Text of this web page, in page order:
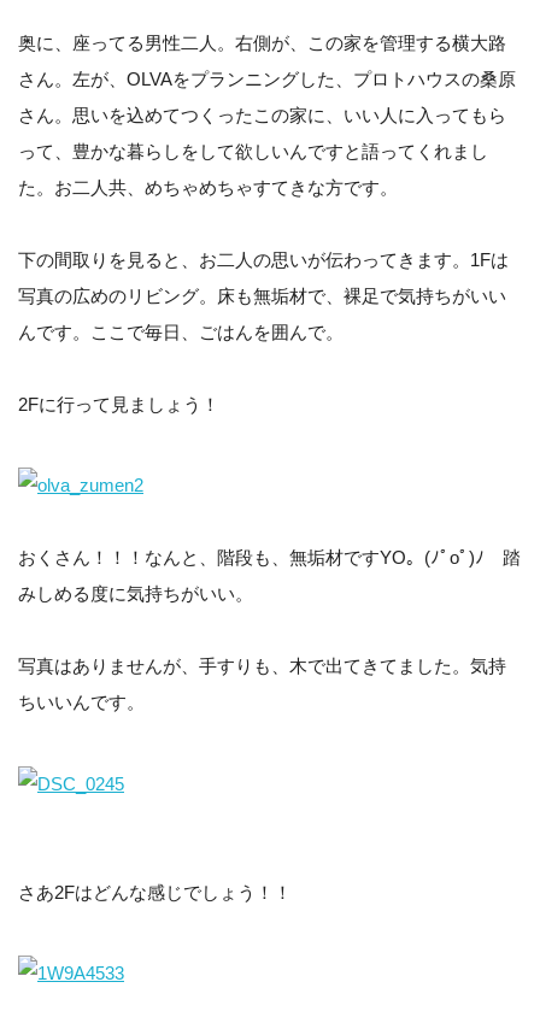
奥に、座ってる男性二人。右側が、この家を管理する横大路
さん。左が、OLVAをプランニングした、プロトハウスの桑原
さん。思いを込めてつくったこの家に、いい人に入ってもら
って、豊かな暮らしをして欲しいんですと語ってくれまし
た。お二人共、めちゃめちゃすてきな方です。
下の間取りを見ると、お二人の思いが伝わってきます。1Fは
写真の広めのリビング。床も無垢材で、裸足で気持ちがいい
んです。ここで毎日、ごはんを囲んで。
2Fに行って見ましょう！
おくさん！！！なんと、階段も、無垢材ですYO。(ﾉﾟοﾟ)ﾉ 踏
みしめる度に気持ちがいい。
写真はありませんが、手すりも、木で出てきてました。気持
ちいいんです。
さあ2Fはどんな感じでしょう！！